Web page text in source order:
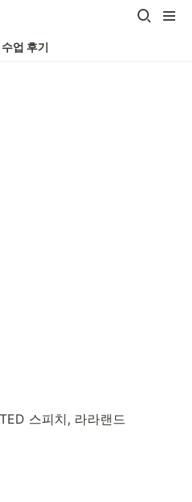
업 후기
스피치, 라라랜드